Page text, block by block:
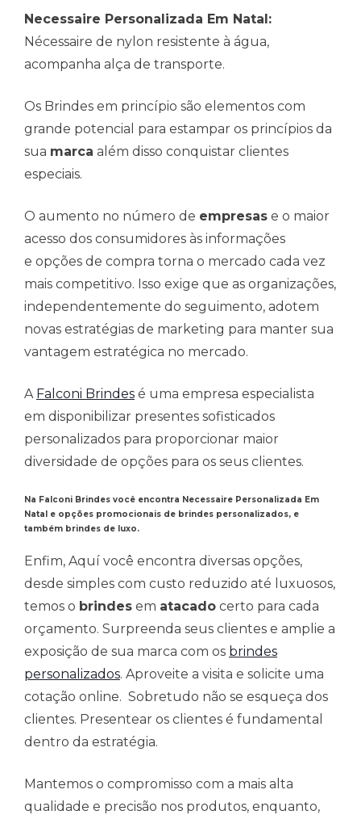
Necessaire Personalizada Em Natal:
Nécessaire de nylon resistente à água,
acompanha alça de transporte.
Os Brindes em princípio são elementos com
grande potencial para estampar os princípios da
sua marca além disso conquistar clientes
especiais.
O aumento no número de empresas e o maior
acesso dos consumidores às informações
e opções de compra torna o mercado cada vez
mais competitivo. Isso exige que as organizações,
independentemente do seguimento, adotem
novas estratégias de marketing para manter sua
vantagem estratégica no mercado.
A Falconi Brindes é uma empresa especialista
em disponibilizar presentes sofisticados
personalizados para proporcionar maior
diversidade de opções para os seus clientes.
Na Falconi Brindes você encontra Necessaire Personalizada Em
Natal e opções promocionais de brindes personalizados, e
também brindes de luxo.
Enfim, Aquí você encontra diversas opções,
desde simples com custo reduzido até luxuosos,
temos o brindes em atacado certo para cada
orçamento. Surpreenda seus clientes e amplie a
exposição de sua marca com os brindes
personalizados. Aproveite a visita e solicite uma
cotação online. Sobretudo não se esqueça dos
clientes. Presentear os clientes é fundamental
dentro da estratégia.
Mantemos o compromisso com a mais alta
qualidade e precisão nos produtos, enquanto,